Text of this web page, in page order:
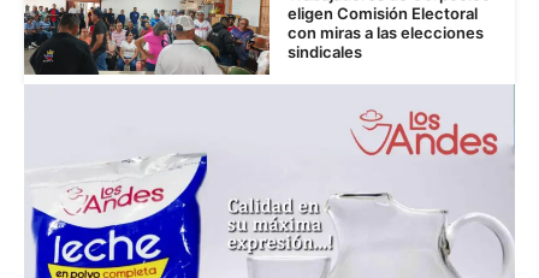
eligen Comisión Electoral
con miras a las elecciones
sindicales